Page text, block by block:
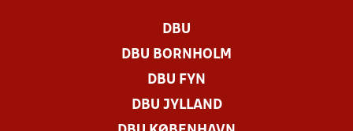
DBU
DBU BORNHOLM
DBU FYN
DBU JYLLAND